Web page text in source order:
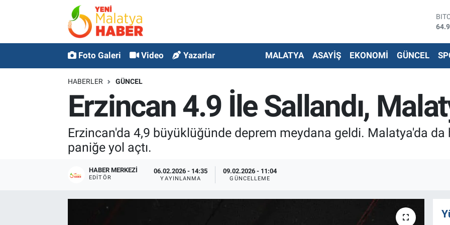
Foto Galeri Video Yazarlar MALATYA ASAYİŞ EKONOMİ GÜNCEL
HABERLER GÜNCEL
Erzincan 4.9 İle Sallandı,
Erzincan'da 4,9 büyüklüğünde deprem meydana geldi. Malatya'da
paniğe yol açtı.
HABER MERKEZI
EDITÖR
06.02.2026 - 14:35
YAYINLANMA
09.02.2026 - 11:04
GÜNCELLEME
Malatya Nöbetçi Eczaneler
Malatya Trafik Yoğunluk Haritası
Süper Lig Puan Durumu ve Fikstür